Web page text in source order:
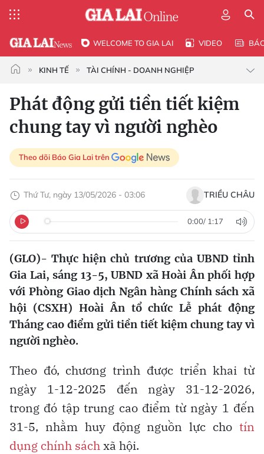
WELCOME TO GIA LAI VIDEO
KINH TẾ TÀI CHÍNH - DOANH NGHIỆP
Phát động gửi tiền tiết kiệm
chung tay vì người nghèo
Theo dõi Báo Gia Lai trên
Thứ Tư, ngày 13/05/2026 - 03:06 TRIỀU CHÂU
0:00/ 1:17
(GLO)- Thực hiện chủ trương của UBND tỉnh
Gia Lai, sáng 13-5, UBND xã Hoài Ân phối hợp
với Phòng Giao dịch Ngân hàng Chính sách xã
hội (CSXH) Hoài Ân tổ chức Lễ phát động
Tháng cao điểm gửi tiền tiết kiệm chung tay vì
người nghèo.
Theo đó, chương trình được triển khai từ
ngày 1-12-2025 đến ngày 31-12-2026,
trong đó tập trung cao điểm từ ngày 1 đến
31-5, nhằm huy động nguồn lực cho tín
dụng chính sáchxã hội.